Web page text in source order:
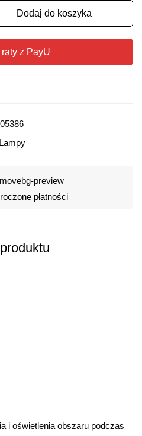
Dodaj do koszyka
z PayU
płatności
i oświetlenia obszaru podczas